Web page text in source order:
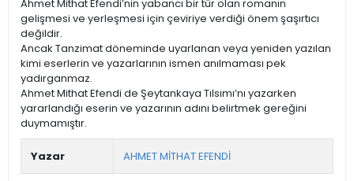
Ahmet Mithat Efendi’nin yabancı bir tür olan romanın
gelişmesi ve yerleşmesi için çeviriye verdiği önem şaşırtıcı
değildir.
Ancak Tanzimat döneminde uyarlanan veya yeniden yazılan
kimi eserlerin ve yazarlarının ismen anılmaması pek
yadırganmaz.
Ahmet Mithat Efendi de Şeytankaya Tılsımı’nı yazarken
yararlandığı eserin ve yazarının adını belirtmek gereğini
duymamıştır.
Yazar AHMET MİTHAT EFENDİ